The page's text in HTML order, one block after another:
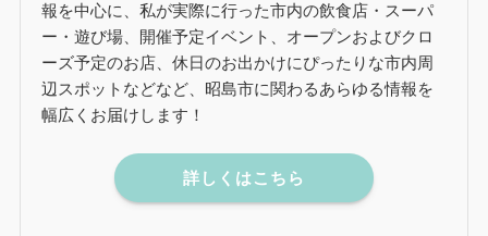
報を中心に、私が実際に行った市内の飲食店・スーパ
ー・遊び場、開催予定イベント、オープンおよびクロ
ーズ予定のお店、休日のお出かけにぴったりな市内周
辺スポットなどなど、昭島市に関わるあらゆる情報を
幅広くお届けします！
詳しくはこちら